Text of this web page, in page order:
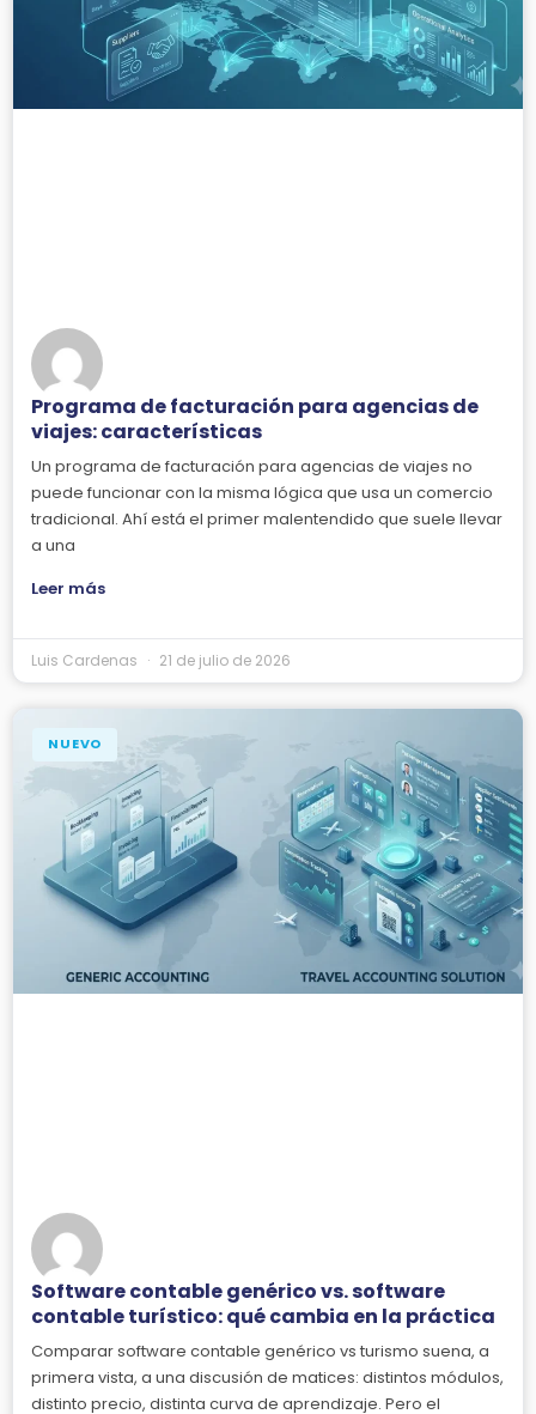
Programa de facturación para agencias de
viajes: características
Un programa de facturación para agencias de viajes no
puede funcionar con la misma lógica que usa un comercio
tradicional. Ahí está el primer malentendido que suele llevar
a una
Leer más
Luis Cardenas 21 de julio de 2026
NUEVO
Software contable genérico vs. software
contable turístico: qué cambia en la práctica
Comparar software contable genérico vs turismo suena, a
primera vista, a una discusión de matices: distintos módulos,
distinto precio, distinta curva de aprendizaje. Pero el